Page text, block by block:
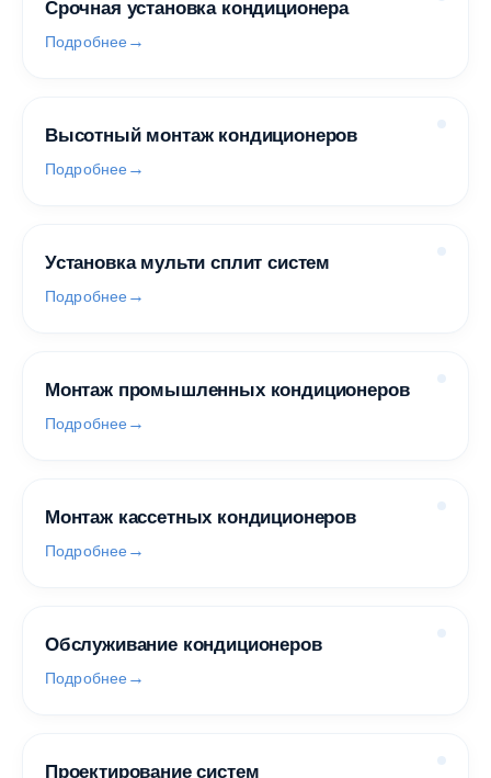
Срочная установка кондиционера
Подробнее
Высотный монтаж кондиционеров
Подробнее
Установка мульти сплит систем
Подробнее
Монтаж промышленных кондиционеров
Подробнее
Монтаж кассетных кондиционеров
Подробнее
Обслуживание кондиционеров
Подробнее
Проектирование систем